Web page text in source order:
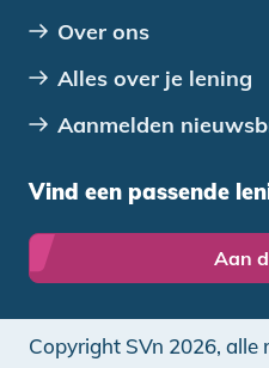
Over ons
Alles over je lening
Aanmelden
Vind een passende
Aan
Copyright SVn 2026, alle